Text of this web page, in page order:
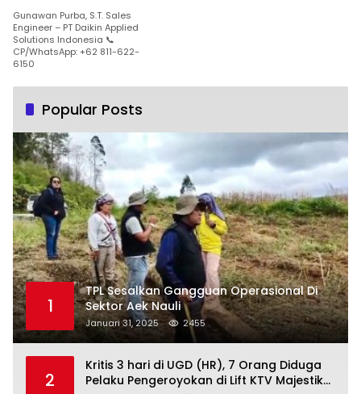
Gunawan Purba, S.T. Sales
Engineer – PT Daikin Applied
Solutions Indonesia 📞
CP/WhatsApp: +62 811-622-
6150
Popular Posts
1
TPL Sesalkan Gangguan Operasional Di
Sektor Aek Nauli
Januari 31, 2025 2455
2
Kritis 3 hari di UGD (HR), 7 Orang Diduga
Pelaku Pengeroyokan di Lift KTV Majestik